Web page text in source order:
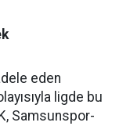
eden
ligde bu
Samsunspor-